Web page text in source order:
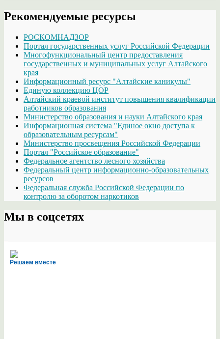
Рекомендуемые ресурсы
РОСКОМНАДЗОР
Портал государственных услуг Российской Федерации
Многофункциональный центр предоставления
государственных и муниципальных услуг Алтайского
края
Информационный ресурс "Алтайские каникулы"
Единую коллекцию ЦОР
Алтайский краевой институт повышения квалификации
работников образования
Министерство образования и науки Алтайского края
Информационная система "Единое окно доступа к
образовательным ресурсам"
Министерство просвещения Российской Федерации
Портал "Российское образование"
Федеральное агентство лесного хозяйства
Федеральный центр информационно-образовательных
ресурсов
Федеральная служба Российской Федерации по
контролю за оборотом наркотиков
Мы в соцсетях
Решаем вместе